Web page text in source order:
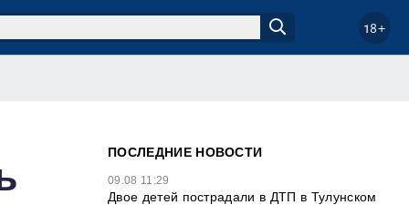
18+
ПОСЛЕДНИЕ НОВОСТИ
09.08 11:29
Двое детей пострадали в ДТП в Тулунском